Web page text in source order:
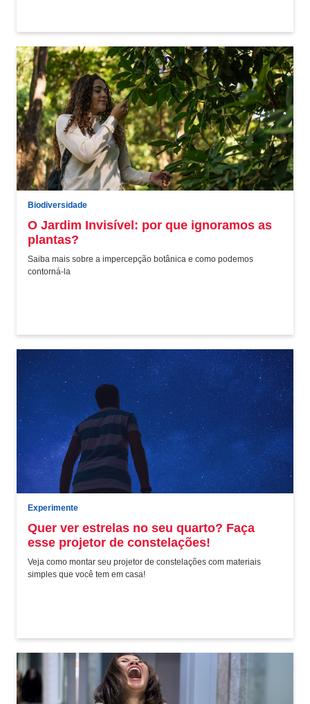
Biodiversidade
O Jardim Invisível: por que ignoramos as
plantas?
Saiba mais sobre a impercepção botânica e como podemos
contorná-la
Experimente
Quer ver estrelas no seu quarto? Faça
esse projetor de constelações!
Veja como montar seu projetor de constelações com materiais
simples que você tem em casa!